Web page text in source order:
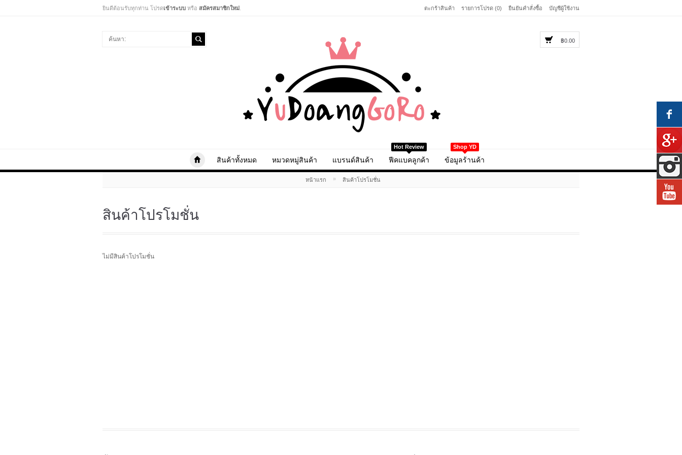
ยินดีต้อนรับทุกท่าน โปรดเข้าระบบ หรือ สมัครสมาชิกใหม่ ตะกร้าสินค้า รายการโปรด (0) ยืนยันคำสั่งซื้อ บัญชีผู้ใช้งาน
฿0.00
สินค้าทั้งหมด หมวดหมู่สินค้า แบรนด์สินค้า
Hot Review
ฟีคแบคลูกค้า
Shop YD
ข้อมูลร้านค้า
หน้าแรก » สินค้าโปรโมชั่น
สินค้าโปรโมชั่น
ไม่มีสินค้าโปรโมชั่น